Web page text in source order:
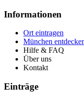
Informationen
Ort eintragen
München
Hilfe & FAQ
Über uns
Kontakt
Einträge